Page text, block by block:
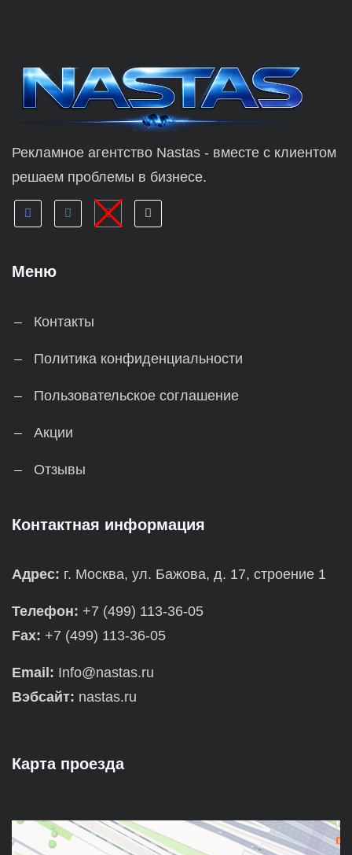
Рекламное агентство Nastas - вместе с клиентом
решаем проблемы в бизнесе.
Меню
Контакты
Политика конфиденциальности
Пользовательское соглашение
Акции
Отзывы
Контактная информация
Адрес: г. Москва, ул. Бажова, д. 17, строение 1
Телефон: +7 (499) 113-36-05
Fax: +7 (499) 113-36-05
Email: Info@nastas.ru
Вэбсайт: nastas.ru
Карта проезда